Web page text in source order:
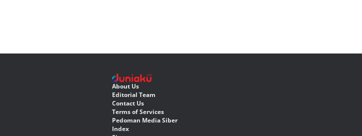
About Us
Editorial Team
Contact Us
Terms of Services
Pedoman Media Siber
Index